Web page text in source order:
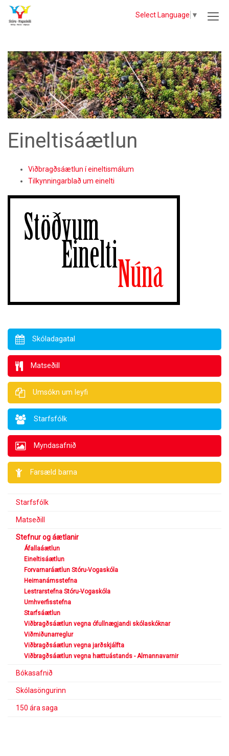
Select Language ▼
Eineltisáætlun
Viðbragðsáætlun í eineltismálum
Tilkynningarblað um einelti
Skóladagatal
Matseðill
Umsókn um leyfi
Starfsfólk
Myndasafnið
Farsæld barna
Starfsfólk
Matseðill
Stefnur og áætlanir
Áfallaáætlun
Eineltisáætlun
Forvarnaráætlun Stóru-Vogaskóla
Heimanámsstefna
Lestrarstefna Stóru-Vogaskóla
Umhverfisstefna
Starfsáætlun
Viðbragðsáætlun vegna ófullnægjandi skólaskóknar
Viðmiðunarreglur
Viðbragðsáætlun vegna jarðskjálfta
Viðbragðsáætlun vegna hættuástands - Almannavarnir
Bókasafnið
Skólasöngurinn
150 ára saga